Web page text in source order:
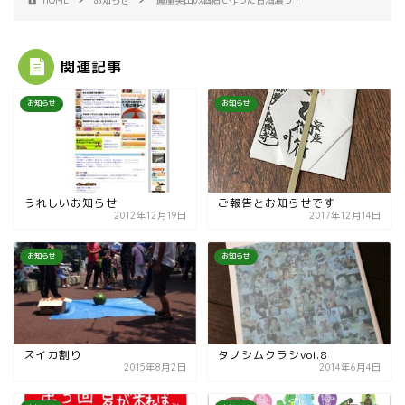
関連記事
お知らせ
うれしいお知らせ
2012年12月19日
お知らせ
ご報告とお知らせです
2017年12月14日
お知らせ
スイカ割り
2015年8月2日
お知らせ
タノシムクラシvol.8
2014年6月4日